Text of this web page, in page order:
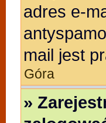
adres e-
mail jest
Góra
»